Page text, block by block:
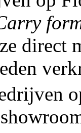
direct